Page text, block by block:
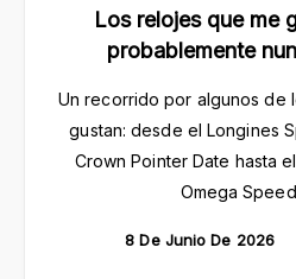
Los relojes que me
probablemente
Un recorrido por algunos de
gustan: desde el Longines
Crown Pointer Date hasta
Omega
8 De Junio De 2026